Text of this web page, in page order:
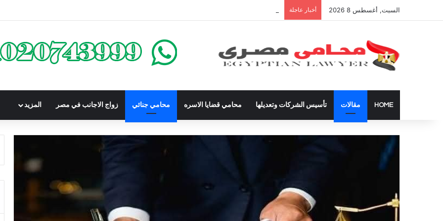
السبت, أغسطس 8 2026 أخبار عاجلة
HOME مقالات تأسيس الشركات وتعديلها محامي قضايا الاسره محامي جنائي زواج الاجانب في مصر المزيد